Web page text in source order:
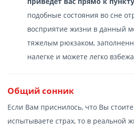
подобные состояния во сне
восприятие жизни в данный
тяжелым рюкзаком,
налегке и можете легко
Общий сонник
Если Вам приснилось, что Вы
испытываете страх, то в реальной